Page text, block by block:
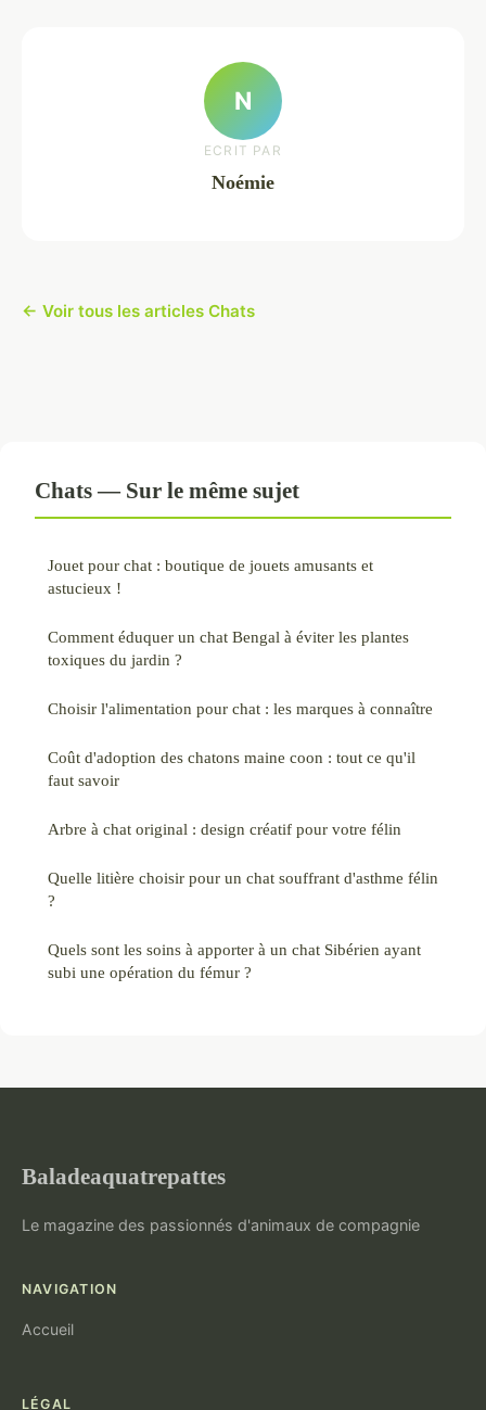
N
ECRIT PAR
Noémie
← Voir tous les articles Chats
Chats — Sur le même sujet
Jouet pour chat : boutique de jouets amusants et
astucieux !
Comment éduquer un chat Bengal à éviter les plantes
toxiques du jardin ?
Choisir l'alimentation pour chat : les marques à connaître
Coût d'adoption des chatons maine coon : tout ce qu'il
faut savoir
Arbre à chat original : design créatif pour votre félin
Quelle litière choisir pour un chat souffrant d'asthme félin
?
Quels sont les soins à apporter à un chat Sibérien ayant
subi une opération du fémur ?
Baladeaquatrepattes
Le magazine des passionnés d'animaux de compagnie
NAVIGATION
Accueil
LÉGAL